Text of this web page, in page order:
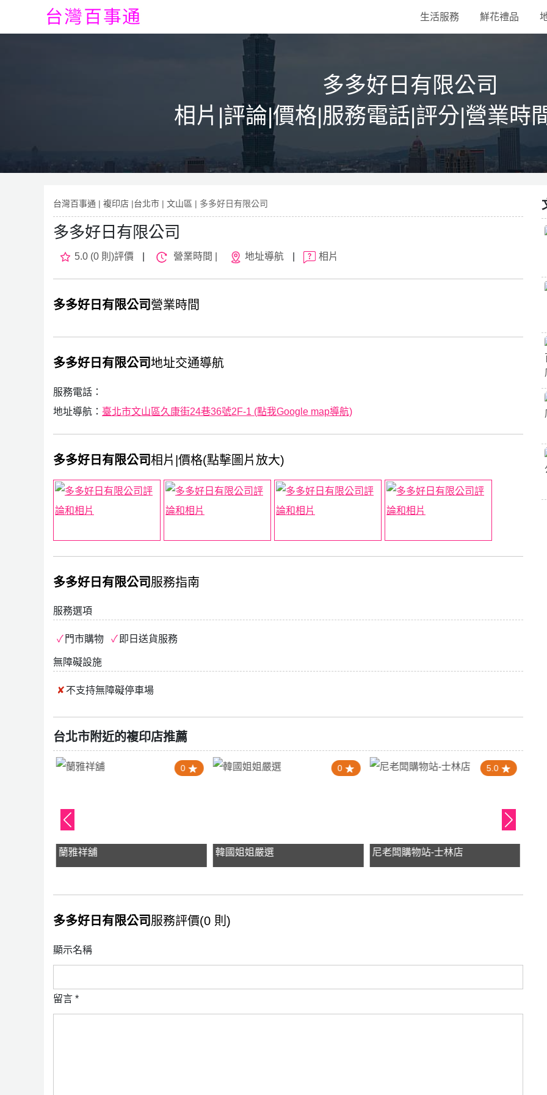
生活服務 鮮花禮品
多多好日有限公司
相片|評論|價格|服務電話|評分|營業時
台灣百事通 | 複印店 |台北市 | 文山區 | 多多好日有限公司
多多好日有限公司
5.0 (0 則)評價 營業時間 | 地址導航 相片
多多好日有限公司 營業時間
多多好日有限公司 地址交通導航
服務電話：
地址導航： 臺北市文山區久康街24巷36號2F-1 (點我Google map導航)
多多好日有限公司 相片|價格(點擊圖片放大)
多多好日有限公司 服務指南
服務選項
門市購物 即日送貨服務
無障礙設施
不支持無障礙停車場
台北市附近的複印店推薦
0
蘭雅祥舖
0
韓國姐姐嚴選
5.0
尼老闆購物站-士林店
多多好日有限公司 服務評價(0 則)
顯示名稱
留言 *